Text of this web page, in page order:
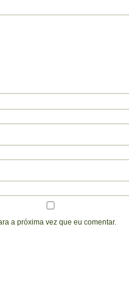
a próxima vez que eu comentar.